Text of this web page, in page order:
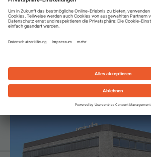
IMPULSZENTRUM
BREGENZERWALD